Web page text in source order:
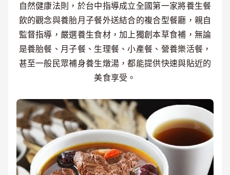
自然健康法則，於台中指導成立全國第一家將養生餐
飲的觀念與養胎月子餐外送結合的複合型餐廳，親自
監督指導，嚴選養生食材，加上獨創本草食補，無論
是養胎餐、月子餐、生理餐、小產餐、營養樂活餐，
甚至一般民眾補身養生燉湯，都能提供快速與貼近的
美食享受。